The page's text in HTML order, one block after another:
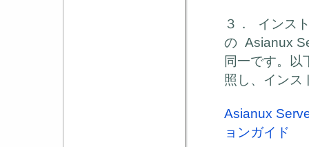
３． インス
のAsianux
同一です。以
照し、インス
Asianux
ョンガイド